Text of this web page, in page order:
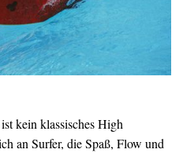
kein klassisches High
an Surfer, die Spaß, Flow und